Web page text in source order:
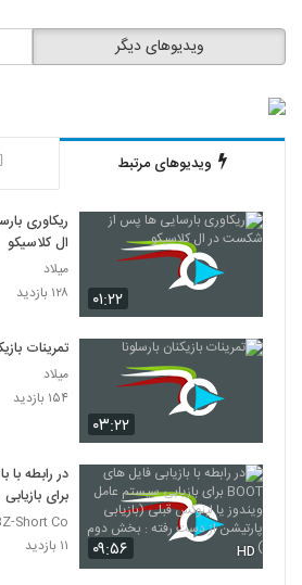
ویدیوهای دیگر
ویدیوهای مرتبط
۰۱:۲۲
ریکاوری
ال کلاسیکو
میلاد
۱۲۸ بازدید
۰۳:۲۲
تمرینات
میلاد
۱۵۴ بازدید
۰۹:۵۶ HD
برای
لینوکس
رفته : بخش
Short Co
۱۱ بازدید